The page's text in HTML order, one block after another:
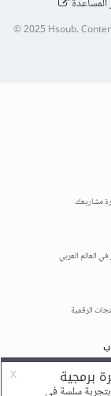
© 2025Hsoub.